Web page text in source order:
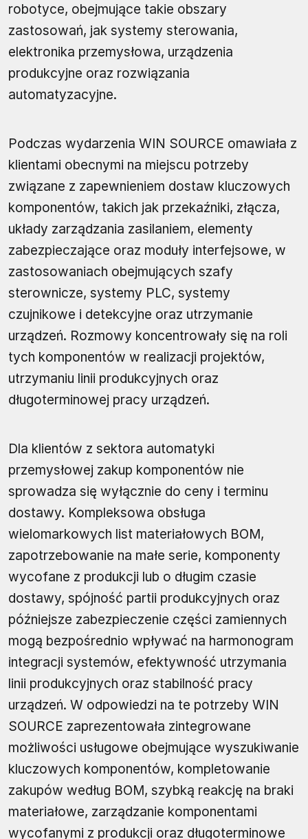
robotyce, obejmujące takie obszary
zastosowań, jak systemy sterowania,
elektronika przemysłowa, urządzenia
produkcyjne oraz rozwiązania
automatyzacyjne.
Podczas wydarzenia WIN SOURCE omawiała z
klientami obecnymi na miejscu potrzeby
związane z zapewnieniem dostaw kluczowych
komponentów, takich jak przekaźniki, złącza,
układy zarządzania zasilaniem, elementy
zabezpieczające oraz moduły interfejsowe, w
zastosowaniach obejmujących szafy
sterownicze, systemy PLC, systemy
czujnikowe i detekcyjne oraz utrzymanie
urządzeń. Rozmowy koncentrowały się na roli
tych komponentów w realizacji projektów,
utrzymaniu linii produkcyjnych oraz
długoterminowej pracy urządzeń.
Dla klientów z sektora automatyki
przemysłowej zakup komponentów nie
sprowadza się wyłącznie do ceny i terminu
dostawy. Kompleksowa obsługa
wielomarkowych list materiałowych BOM,
zapotrzebowanie na małe serie, komponenty
wycofane z produkcji lub o długim czasie
dostawy, spójność partii produkcyjnych oraz
późniejsze zabezpieczenie części zamiennych
mogą bezpośrednio wpływać na harmonogram
integracji systemów, efektywność utrzymania
linii produkcyjnych oraz stabilność pracy
urządzeń. W odpowiedzi na te potrzeby WIN
SOURCE zaprezentowała zintegrowane
możliwości usługowe obejmujące wyszukiwanie
kluczowych komponentów, kompletowanie
zakupów według BOM, szybką reakcję na braki
materiałowe, zarządzanie komponentami
wycofanymi z produkcji oraz długoterminowe